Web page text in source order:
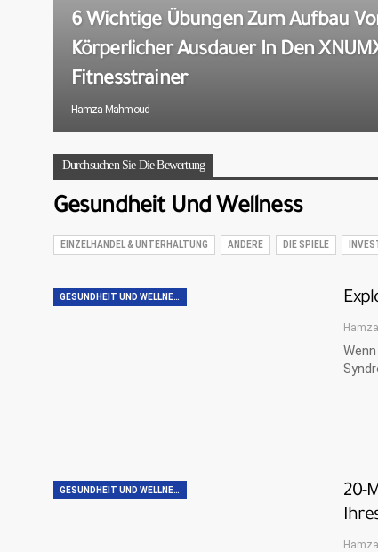
6 Wichtige Übungen Zum Aufbau
Körperlicher Ausdauer In Den
Fitnesstrainer
Hamza Mahmoud
Durchsuchen Sie Die Bewertung
Gesundheit Und Wellness
EINZELHANDEL & UNTERHALTUNG ANDERE DIE SPIELE
GESUNDHEIT UND WELLNESS
GESUNDHEIT UND WELLNESS
20-